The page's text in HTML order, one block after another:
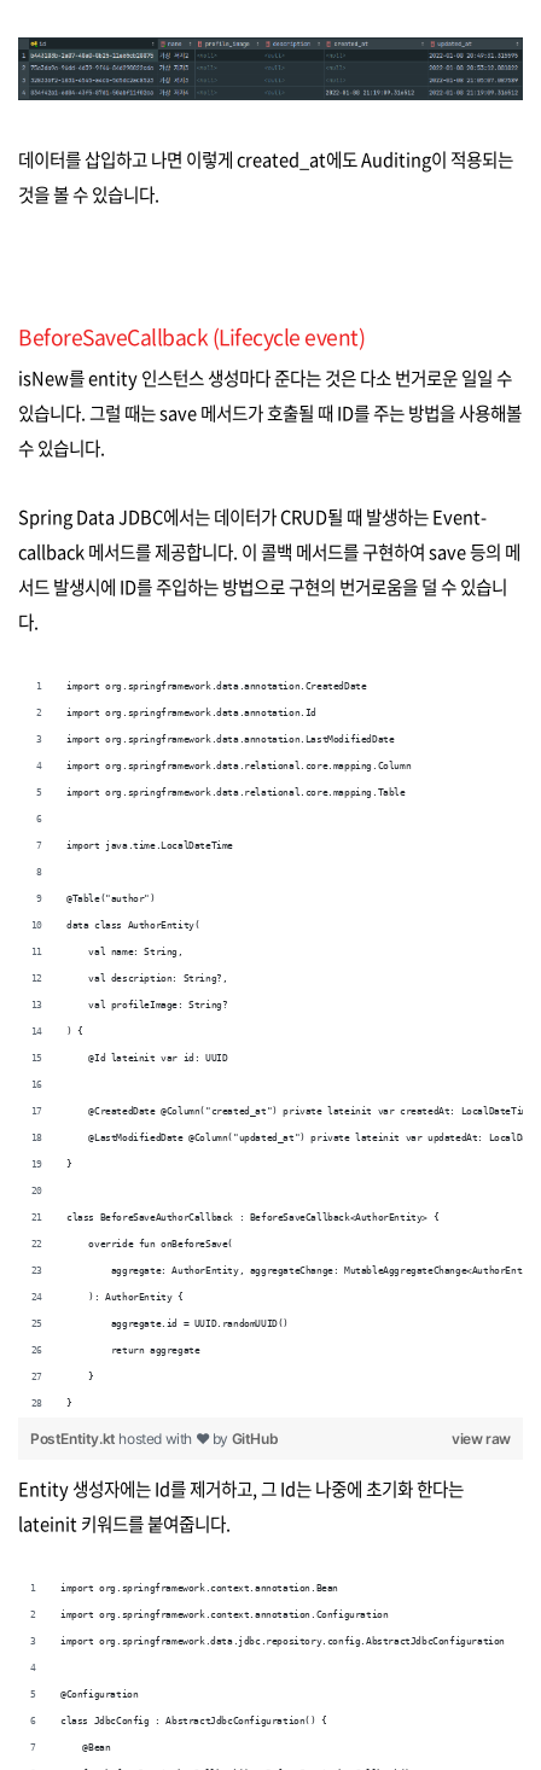
데이터를 삽입하고 나면 이렇게 created_at에도 Auditing이 적용되는
것을 볼 수 있습니다.
BeforeSaveCallback (Lifecycle event)
isNew를 entity 인스턴스 생성마다 준다는 것은 다소 번거로운 일일 수
있습니다. 그럴 때는 save 메서드가 호출될 때 ID를 주는 방법을 사용해볼
수 있습니다.
Spring Data JDBC에서는 데이터가 CRUD될 때 발생하는 Event-
callback 메서드를 제공합니다. 이 콜백 메서드를 구현하여 save 등의 메
서드 발생시에 ID를 주입하는 방법으로 구현의 번거로움을 덜 수 있습니
다.
import org.springframework.data.annotation.CreatedDate
import org.springframework.data.annotation.Id
import org.springframework.data.annotation.LastModifiedDate
import org.springframework.data.relational.core.mapping.Column
import org.springframework.data.relational.core.mapping.Table
import java.time.LocalDateTime
@Table("author")
data class AuthorEntity(
    val name: String,
    val description: String?,
    val profileImage: String?
) {
    @Id lateinit var id: UUID
    @CreatedDate @Column("created_at") private lateinit var createdAt: LocalDateTime
@LastModifiedDate @Column("updated_at") private lateinit var updatedAt:
}
class BeforeSaveAuthorCallback : BeforeSaveCallback<AuthorEntity> {
    override fun onBeforeSave(
aggregate: AuthorEntity, aggregateChange:
    ): AuthorEntity {
        aggregate.id = UUID.randomUUID()
        return aggregate
    }
}
view raw
PostEntity.kt hosted with ❤ by GitHub
Entity 생성자에는 Id를 제거하고, 그 Id는 나중에 초기화 한다는
lateinit 키워드를 붙여줍니다.
import org.springframework.context.annotation.Bean
import org.springframework.context.annotation.Configuration
import org.springframework.data.jdbc.repository.config.AbstractJdbcConfiguration
@Configuration
class JdbcConfig : AbstractJdbcConfiguration() {
    @Bean